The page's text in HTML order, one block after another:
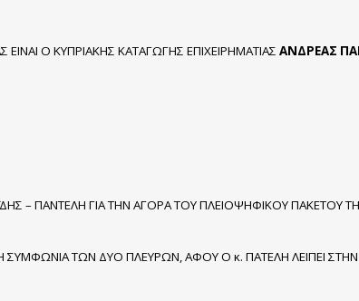
Ο ΚΥΠΡΙΑΚΗΣ ΚΑΤΑΓΩΓΗΣ ΕΠΙΧΕΙΡΗΜΑΤΙΑΣ ΑΝΔΡΕΑΣ
– ΠΑΝΤΕΛΗ ΓΙΑ ΤΗΝ ΑΓΟΡΑ ΤΟΥ ΠΛΕΙΟΨΗΦΙΚΟΥ ΠΑΚΕΤΟΥ
ΤΩΝ ΔΥΟ ΠΛΕΥΡΩΝ, ΑΦΟΥ Ο κ. ΠΑΤΕΛΗ ΛΕΙΠΕΙ ΣΤΗΝ